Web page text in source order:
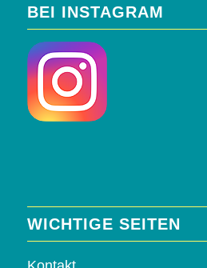
BEI INSTAGRAM
WICHTIGE SEITEN